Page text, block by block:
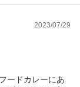
2023/07/29
ードカレーにあ